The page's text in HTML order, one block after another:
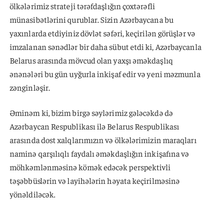
ölkələrimiz strateji tərəfdaşlığın çoxtərəfli
münasibətlərini qurublar. Sizin Azərbaycana bu
yaxınlarda etdiyiniz dövlət səfəri, keçirilən görüşlər və
imzalanan sənədlər bir daha sübut etdi ki, Azərbaycanla
Belarus arasında mövcud olan yaxşı əməkdaşlıq
ənənələri bu gün uyğurla inkişaf edir və yeni məzmunla
zənginləşir.
Əminəm ki, bizim birgə səylərimiz gələcəkdə də
Azərbaycan Respublikası ilə Belarus Respublikası
arasında dost xalqlarımızın və ölkələrimizin maraqları
naminə qarşılıqlı faydalı əməkdaşlığın inkişafına və
möhkəmlənməsinə kömək edəcək perspektivli
təşəbbüslərin və layihələrin həyata keçirilməsinə
yönəldiləcək.